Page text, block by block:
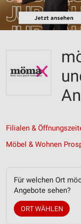
Filialen &
Möbel & Wohnen
Für welchen Ort
Angebote sehen?
ORT WÄHLEN